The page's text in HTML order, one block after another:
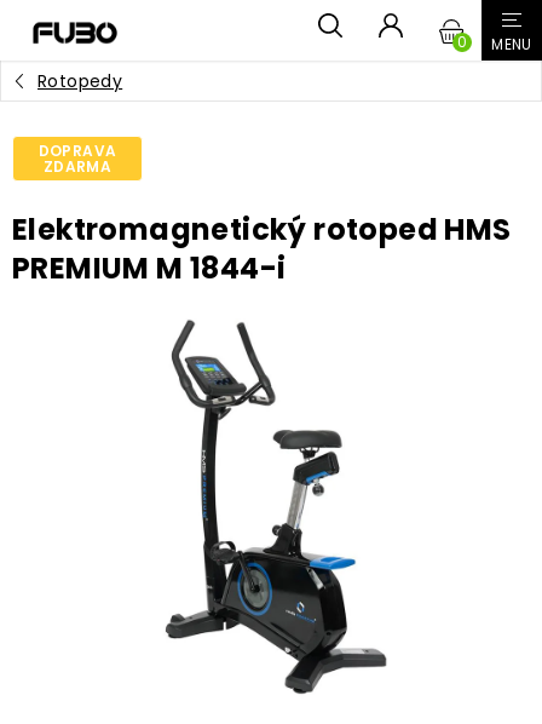
obsah
Rotopedy
DOPRAVA
ZDARMA
Elektromagnetický rotoped HMS
PREMIUM M 1844-i